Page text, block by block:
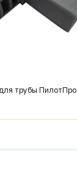
трубы ПилотПро